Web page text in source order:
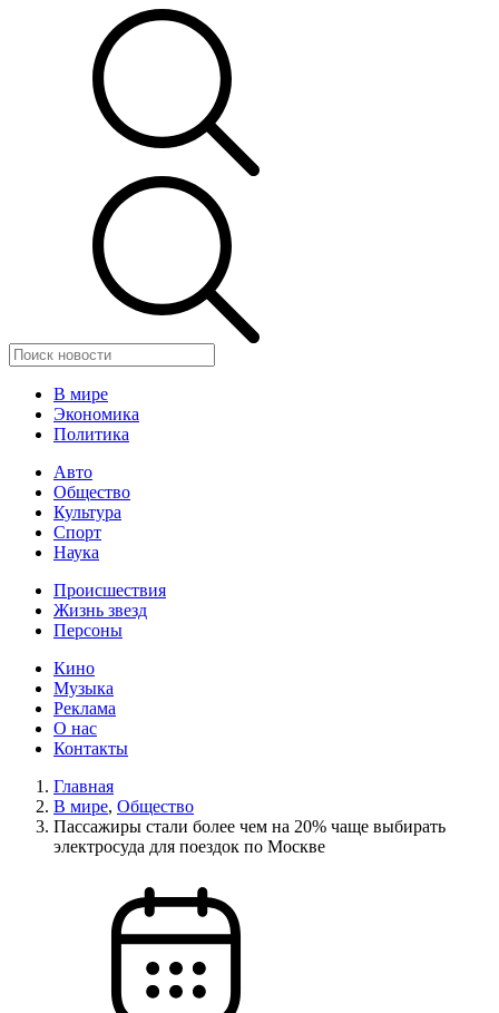
В мире
Экономика
Политика
Авто
Общество
Культура
Спорт
Наука
Происшествия
Жизнь звезд
Персоны
Кино
Музыка
Реклама
О нас
Контакты
Главная
В мире, Общество
Пассажиры стали более чем на 20% чаще выбирать
электросуда для поездок по Москве